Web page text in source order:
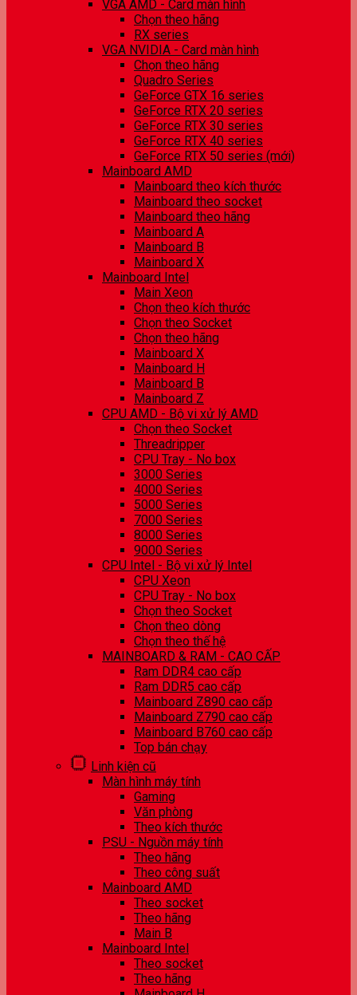
VGA AMD - Card màn hình
Chọn theo hãng
RX series
VGA NVIDIA - Card màn hình
Chọn theo hãng
Quadro Series
GeForce GTX 16 series
GeForce RTX 20 series
GeForce RTX 30 series
GeForce RTX 40 series
GeForce RTX 50 series (mới)
Mainboard AMD
Mainboard theo kích thước
Mainboard theo socket
Mainboard theo hãng
Mainboard A
Mainboard B
Mainboard X
Mainboard Intel
Main Xeon
Chọn theo kích thước
Chọn theo Socket
Chọn theo hãng
Mainboard X
Mainboard H
Mainboard B
Mainboard Z
CPU AMD - Bộ vi xử lý AMD
Chọn theo Socket
Threadripper
CPU Tray - No box
3000 Series
4000 Series
5000 Series
7000 Series
8000 Series
9000 Series
CPU Intel - Bộ vi xử lý Intel
CPU Xeon
CPU Tray - No box
Chọn theo Socket
Chọn theo dòng
Chọn theo thế hệ
MAINBOARD & RAM - CAO CẤP
Ram DDR4 cao cấp
Ram DDR5 cao cấp
Mainboard Z890 cao cấp
Mainboard Z790 cao cấp
Mainboard B760 cao cấp
Top bán chạy
Linh kiện cũ
Màn hình máy tính
Gaming
Văn phòng
Theo kích thước
PSU - Nguồn máy tính
Theo hãng
Theo công suất
Mainboard AMD
Theo socket
Theo hãng
Main B
Mainboard Intel
Theo socket
Theo hãng